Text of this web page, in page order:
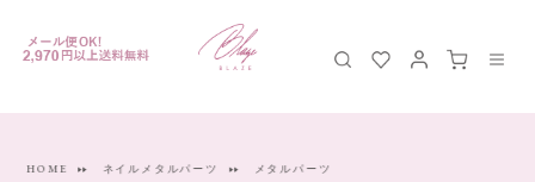
HOME ネイルメタルパーツ メタルパーツ